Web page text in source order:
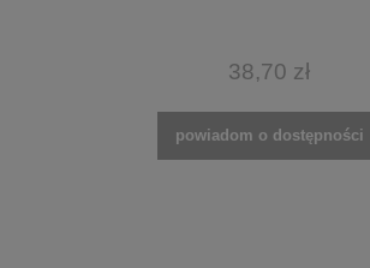
38,70 zł
powiadom o dostępności